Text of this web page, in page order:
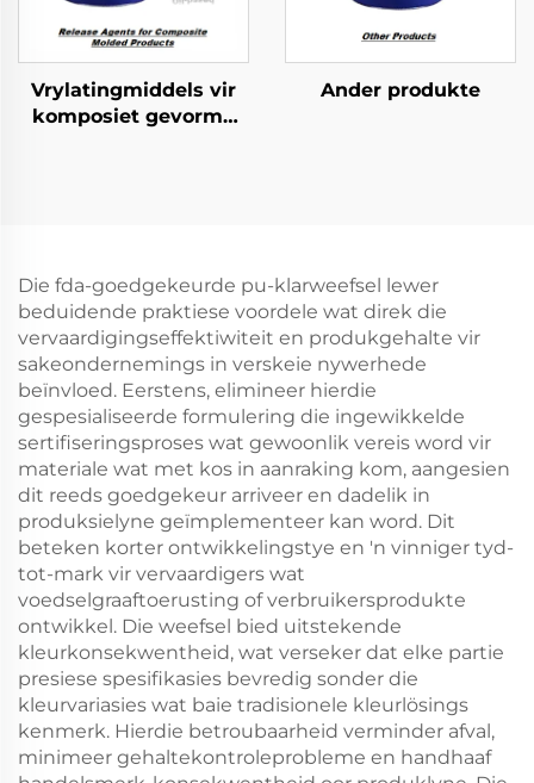
Vrylatingmiddels vir
komposiet gevorme
Ander produkte
Die fda-goedgekeurde pu-klarweefsel lewer
beduidende praktiese voordele wat direk die
vervaardigingseffektiwiteit en produkgehalte vir
sakeondernemings in verskeie nywerhede
beïnvloed. Eerstens, elimineer hierdie
gespesialiseerde formulering die ingewikkelde
sertifiseringsproses wat gewoonlik vereis word vir
materiale wat met kos in aanraking kom, aangesien
dit reeds goedgekeur arriveer en dadelik in
produksielyne geïmplementeer kan word. Dit
beteken korter ontwikkelingstye en 'n vinniger tyd-
tot-mark vir vervaardigers wat
voedselgraaftoerusting of verbruikersprodukte
ontwikkel. Die weefsel bied uitstekende
kleurkonsekwentheid, wat verseker dat elke partie
presiese spesifikasies bevredig sonder die
kleurvariasies wat baie tradisionele kleurlösings
kenmerk. Hierdie betroubaarheid verminder afval,
minimeer gehaltekontroleprobleme en handhaaf